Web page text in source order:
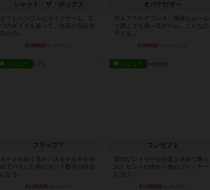
シャット・ザ・ボックス
とてもシンプルなダイスゲーム。2
つのダイスを振って、出目の合計を
自分の...
約3時間前
オバケだぞ～
対人アナログプレイ。簡単なルール
で誰とでも遊べるゲーム。こんなの
子ども...
約4時間前
レビュー
フリップ７
カードをめくるかパスをするかを決
めてパスした時のカード数字が得点
になる...
約10時間前
レビュー
コンセプト
親のプレイヤーがお題を決めて限ら
れたヒントの中から他のプレイヤー
に当て...
約11時間前